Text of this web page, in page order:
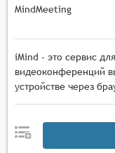
MindMeeting
iMind - это сервис
видеоконференций
устройстве через